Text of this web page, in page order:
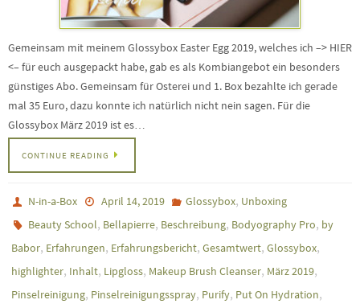
Gemeinsam mit meinem Glossybox Easter Egg 2019, welches ich –> HIER
<– für euch ausgepackt habe, gab es als Kombiangebot ein besonders
günstiges Abo. Gemeinsam für Osterei und 1. Box bezahlte ich gerade
mal 35 Euro, dazu konnte ich natürlich nicht nein sagen. Für die
Glossybox März 2019 ist es…
CONTINUE READING
N-in-a-Box April 14, 2019 Glossybox, Unboxing
Beauty School, Bellapierre, Beschreibung, Bodyography Pro, by
Babor, Erfahrungen, Erfahrungsbericht, Gesamtwert, Glossybox,
highlighter, Inhalt, Lipgloss, Makeup Brush Cleanser, März 2019,
Pinselreinigung, Pinselreinigungsspray, Purify, Put On Hydration,